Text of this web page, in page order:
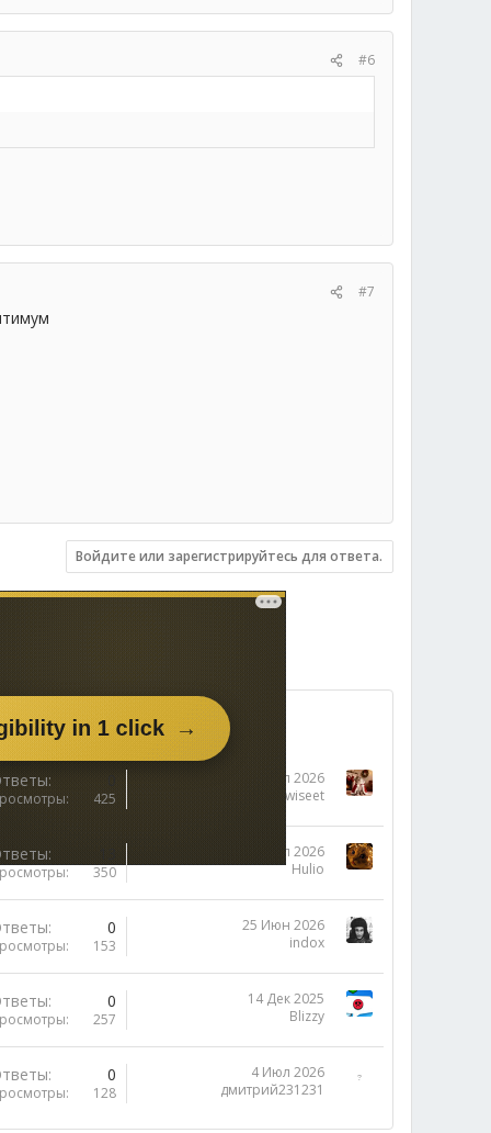
#6
#7
Войдите или зарегистрируйтесь для ответа.
425
31 Июл 2026
dwiseet
350
23 Июл 2026
Hulio
0
153
25 Июн 2026
indox
0
257
14 Дек 2025
Blizzy
0
128
4 Июл 2026
дмитрий231231